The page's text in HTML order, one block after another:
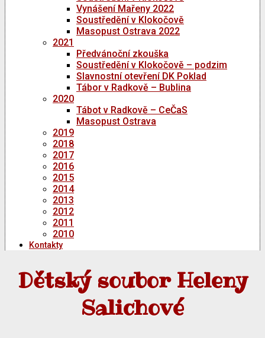
Vynášení Mařeny 2022
Soustředění v Klokočově
Masopust Ostrava 2022
2021
Předvánoční zkouška
Soustředění v Klokočově – podzim
Slavnostní otevření DK Poklad
Tábor v Radkově – Bublina
2020
Tábot v Radkově – CeČaS
Masopust Ostrava
2019
2018
2017
2016
2015
2014
2013
2012
2011
2010
Kontakty
Dětský soubor Heleny
Salichové